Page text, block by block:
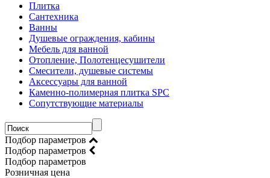
Плитка
Сантехника
Ванны
Душевые ограждения, кабины
Мебель для ванной
Отопление, Полотенцесушители
Смесители, душевые системы
Аксессуары для ванной
Каменно-полимерная плитка SPC
Сопутствующие материалы
Подбор параметров
Подбор параметров
Подбор параметров
Розничная цена